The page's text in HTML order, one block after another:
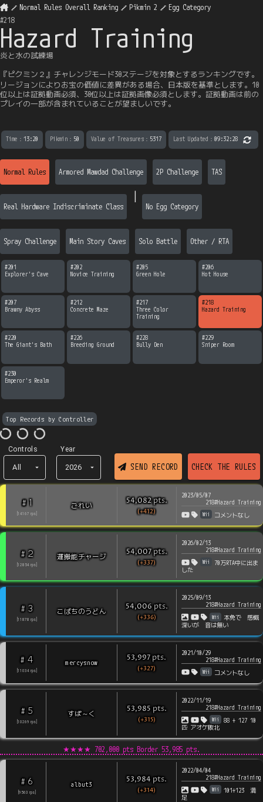
Normal Rules Overall Ranking Pikmin 2
Egg Category
#218
Hazard Training
炎と水の試練場
『ピクミン２』チャレンジモード30ステージを対象とするランキングです。
リージョンによりお宝の価値に差異がある場合、日本版を基準とします。10
位以上は証拠動画必須、30位以上は証拠画像必須とします。証拠動画は前の
プレイの一部が含まれていることが望ましいです。
Time ： 13:20 Pikmin ： 50 Value of Treasures ： 5317 Last Updated ： 09:32:28
Normal Rules Armored Mawdad Challenge 2P Challenge TAS
Real Hardware Indiscriminate Class No Egg Category
Spray Challenge Main Story Caves Solo Battle Other / RTA
#201
Explorer's Cave
#202
Novice Training
#205
Green Hole
#206
Hot House
#207
Brawny Abyss
#212
Concrete Maze
#217
Three Color
Training
#218
Hazard Training
#220
The Giant's Bath
#226
Breeding Ground
#228
Bully Den
#229
Sniper Room
#230
Emperor's Realm
Top Records by Controller
Controls
All
Year
2026 SEND RECORD CHECK THE RULES
# 1
14167 rps
ごれい 54,082pts.
(+412)
2023/05/07
218#Hazard Training
Wii コメントなし
# 2
12854 rps
運搬能チャージ 54,007pts.
(+337)
2026/02/13
218#Hazard Training
Wii
70万RTA中に出ま
した
# 3
11878 rps
こばちのうどん 54,006 pts.
(+336)
2025/09/13
218#Hazard Training
Wii
本免で 感慨
深いが 音は無い
# 4
11034 rps
mercysnow 53,997 pts.
(+327)
2021/10/29
218#Hazard Training
Wii コメントなし
# 5
10269 rps
すぱ～く 53,985 pts.
(+315)
2022/11/19
218#Hazard Training
Wii
88 + 127 10
匹 アオケ敗北
★★★★ 702,000 pts Border 53,985 pts.
# 6
9563 rps
albut3 53,984 pts.
(+314)
2022/04/04
218#Hazard Training
Wii
101+123 満
足